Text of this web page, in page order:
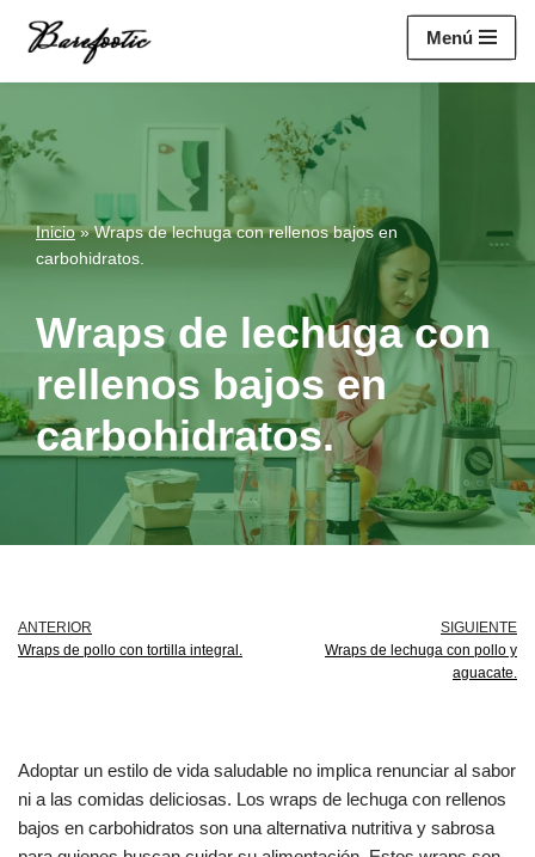
al
Menú
Inicio»Wraps de lechuga con rellenos bajos en
carbohidratos.
Wraps de lechuga con
rellenos bajos en
carbohidratos.
ANTERIOR
Wraps de pollo con tortilla integral.
SIGUIENTE
Wraps de lechuga con pollo y
aguacate.
Adoptar un estilo de vida saludable no implica renunciar al sabor
ni a las comidas deliciosas. Los wraps de lechuga con rellenos
bajos en carbohidratos son una alternativa nutritiva y sabrosa